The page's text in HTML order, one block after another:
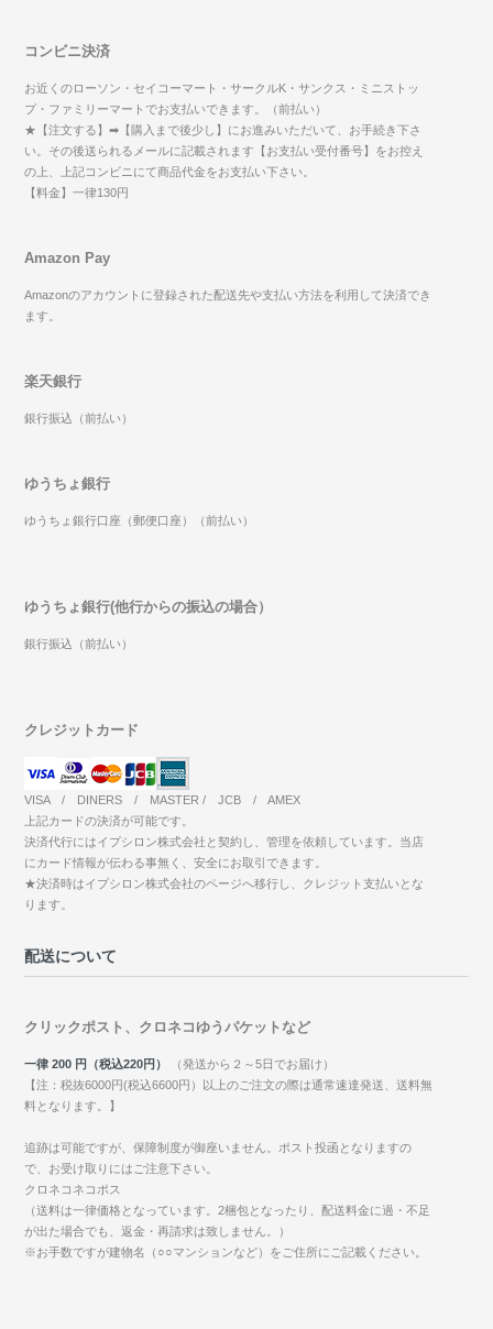
コンビニ決済
お近くのローソン・セイコーマート・サークルK・サンクス・ミニストッ
プ・ファミリーマートでお支払いできます。（前払い）
★【注文する】➡【購入まで後少し】にお進みいただいて、お手続き下さ
い。その後送られるメールに記載されます【お支払い受付番号】をお控え
の上、上記コンビニにて商品代金をお支払い下さい。
【料金】一律130円
Amazon Pay
Amazonのアカウントに登録された配送先や支払い方法を利用して決済でき
ます。
楽天銀行
銀行振込（前払い）
ゆうちょ銀行
ゆうちょ銀行口座（郵便口座）（前払い）
ゆうちょ銀行(他行からの振込の場合）
銀行振込（前払い）
クレジットカード
VISA / DINERS / MASTER / JCB / AMEX
上記カードの決済が可能です。
決済代行にはイプシロン株式会社と契約し、管理を依頼しています。当店
にカード情報が伝わる事無く、安全にお取引できます。
★決済時はイプシロン株式会社のページへ移行し、クレジット支払いとな
ります。
配送について
クリックポスト、クロネコゆうパケットなど
一律 200 円（税込220円）
（発送から２～5日でお届け）
【注：税抜6000円(税込6600円）以上のご注文の際は通常速達発送、送料無
料となります。】
追跡は可能ですが、保障制度が御座いません。ポスト投函となりますの
で、お受け取りにはご注意下さい。
クロネコネコポス
（送料は一律価格となっています。2梱包となったり、配送料金に過・不足
が出た場合でも、返金・再請求は致しません。）
※お手数ですが建物名（○○マンションなど）をご住所にご記載ください。